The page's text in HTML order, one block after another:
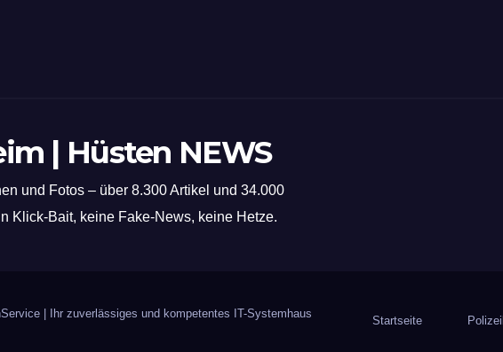
| Hüsten NEWS
und Fotos – über 8.300 Artikel und 34.000
Klick-Bait, keine Fake-News, keine Hetze.
| Ihr zuverlässiges und kompetentes IT-Systemhaus
Startseite